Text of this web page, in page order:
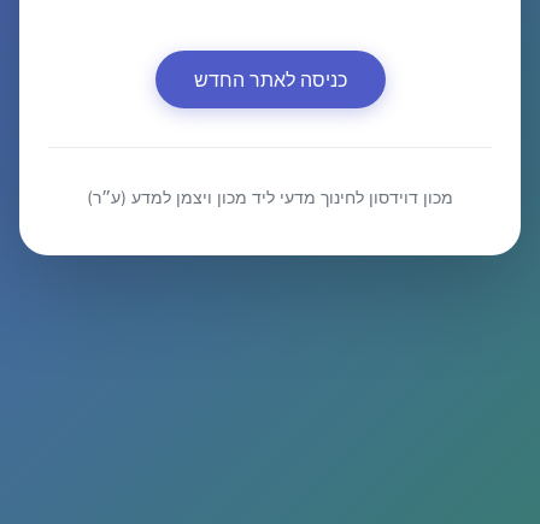
כניסה לאתר החדש
מכון דוידסון לחינוך מדעי ליד מכון ויצמן למדע (ע״ר)